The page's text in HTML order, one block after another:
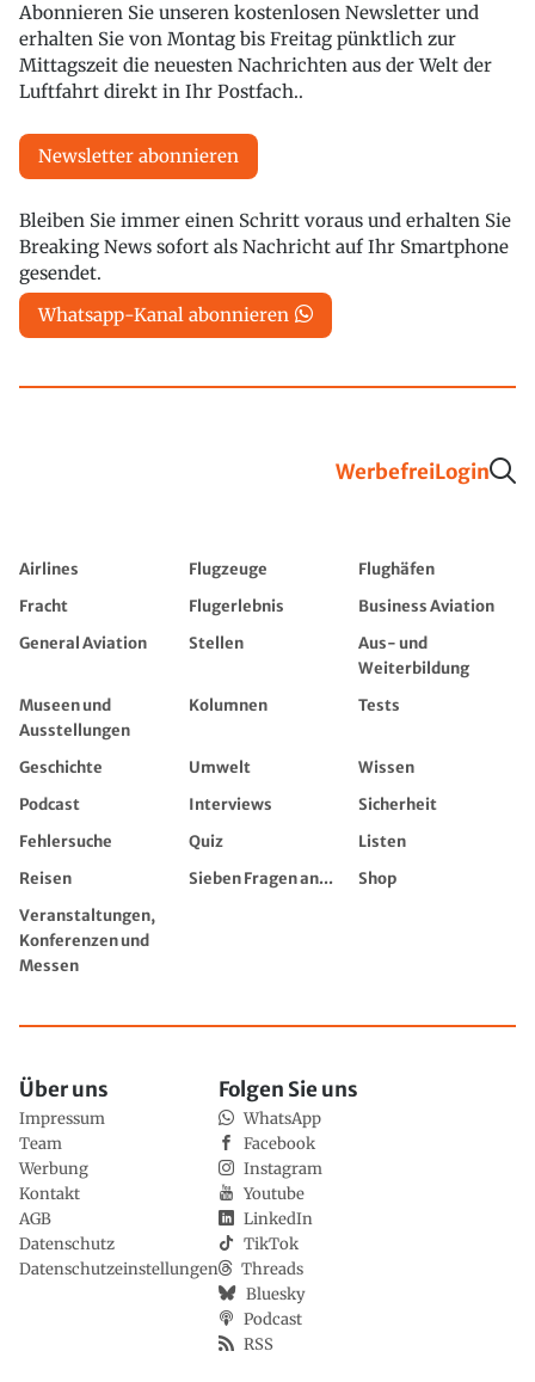
Abonnieren Sie unseren kostenlosen Newsletter und
erhalten Sie von Montag bis Freitag pünktlich zur
Mittagszeit die neuesten Nachrichten aus der Welt der
Luftfahrt direkt in Ihr Postfach..
Newsletter abonnieren
Bleiben Sie immer einen Schritt voraus und erhalten Sie
Breaking News sofort als Nachricht auf Ihr Smartphone
gesendet.
Whatsapp-Kanal abonnieren
WerbefreiLogin
Airlines Flugzeuge
Flughäfen
Fracht
Flugerlebnis
Business Aviation
General Aviation
Stellen
Aus- und
Weiterbildung
Museen und
Ausstellungen
Kolumnen Tests
Geschichte Umwelt
Wissen
Podcast
Interviews
Sicherheit
Fehlersuche
Quiz
Listen
Reisen
Sieben Fragen an...
Shop
Veranstaltungen,
Konferenzen und
Messen
Über uns
Impressum
Team
Werbung
Kontakt
AGB
Datenschutz
Datenschutzeinstellungen
Folgen Sie uns
WhatsApp
Facebook
Instagram
Youtube
LinkedIn
TikTok
Threads
Bluesky
Podcast
RSS